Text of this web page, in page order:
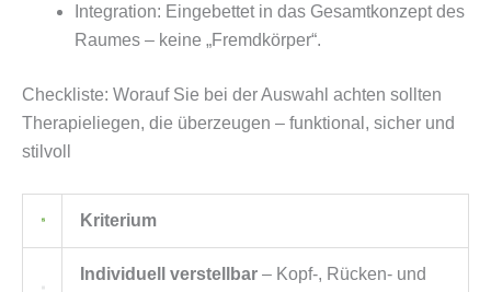
Integration: Eingebettet in das Gesamtkonzept des
Raumes – keine „Fremdkörper“.
Checkliste: Worauf Sie bei der Auswahl achten sollten
Therapieliegen, die überzeugen – funktional, sicher und
stilvoll
Kriterium
Individuell verstellbar – Kopf-, Rücken- und